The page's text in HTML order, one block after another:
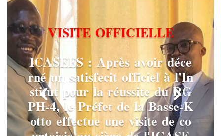
VISITE OFFICIELLE
ICASEES : A è i r déce
rné un satisfecit officiel à l'In
stitut pour la réussite du RG
PH-4, le Pr éfe t de la Basse-K
otto effectue une visite de co
urto isie au siège de l'ICASE